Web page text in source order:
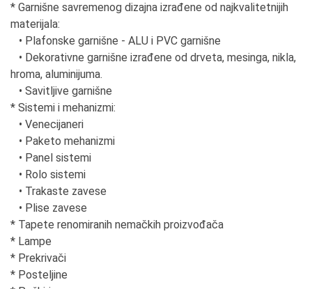
* Garnišne savremenog dizajna izrađene od najkvalitetnijih
materijala:
• Plafonske garnišne - ALU i PVC garnišne
• Dekorativne garnišne izrađene od drveta, mesinga, nikla,
hroma, aluminijuma.
• Savitljive garnišne
* Sistemi i mehanizmi:
• Venecijaneri
• Paketo mehanizmi
• Panel sistemi
• Rolo sistemi
• Trakaste zavese
• Plise zavese
* Tapete renomiranih nemačkih proizvođača
* Lampe
* Prekrivači
* Posteljine